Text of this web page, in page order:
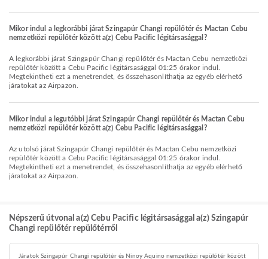
Mikor indul a legkorábbi járat Szingapúr Changi repülőtér és Mactan Cebu
nemzetközi repülőtér között a(z) Cebu Pacific légitársasággal?
A legkorábbi járat Szingapúr Changi repülőtér és Mactan Cebu nemzetközi
repülőtér között a Cebu Pacific légitársasággal 01:25 órakor indul.
Megtekintheti ezt a menetrendet, és összehasonlíthatja az egyéb elérhető
járatokat az Airpazon.
Mikor indul a legutóbbi járat Szingapúr Changi repülőtér és Mactan Cebu
nemzetközi repülőtér között a(z) Cebu Pacific légitársasággal?
Az utolsó járat Szingapúr Changi repülőtér és Mactan Cebu nemzetközi
repülőtér között a Cebu Pacific légitársasággal 01:25 órakor indul.
Megtekintheti ezt a menetrendet, és összehasonlíthatja az egyéb elérhető
járatokat az Airpazon.
Népszerű útvonal a(z) Cebu Pacific légitársasággal a(z) Szingapúr
Changi repülőtér repülőtérről
Járatok Szingapúr Changi repülőtér és Ninoy Aquino nemzetközi repülőtér között